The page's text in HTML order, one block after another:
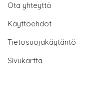
Ota yhteyttä
Käyttöehdot
Tietosuojakäytäntö
Sivukartta